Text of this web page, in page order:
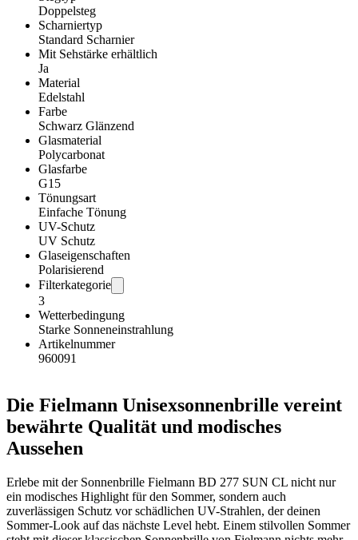
Doppelsteg
Scharniertyp
Standard Scharnier
Mit Sehstärke erhältlich
Ja
Material
Edelstahl
Farbe
Schwarz Glänzend
Glasmaterial
Polycarbonat
Glasfarbe
G15
Tönungsart
Einfache Tönung
UV-Schutz
UV Schutz
Glaseigenschaften
Polarisierend
Filterkategorie
3
Wetterbedingung
Starke Sonneneinstrahlung
Artikelnummer
960091
Die Fielmann Unisexsonnenbrille vereint
bewährte Qualität und modisches
Aussehen
Erlebe mit der Sonnenbrille Fielmann BD 277 SUN CL nicht nur
ein modisches Highlight für den Sommer, sondern auch
zuverlässigen Schutz vor schädlichen UV-Strahlen, der deinen
Sommer-Look auf das nächste Level hebt. Einem stilvollen Sommer